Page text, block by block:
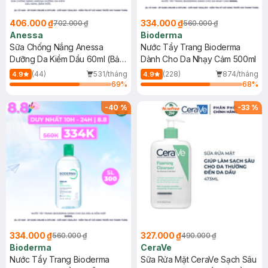
406.000 ₫702.000 ₫
Anessa
Sữa Chống Nắng Anessa
Dưỡng Da Kiềm Dầu 60ml (Bản
Mới)
4.9 (44)
531/tháng
69%
334.000 ₫560.000 ₫
Bioderma
Nước Tẩy Trang Bioderma
Dành Cho Da Nhạy Cảm 500ml
4.9 (228)
874/tháng
68%
-40%
334.000 ₫560.000 ₫
Bioderma
Nước Tẩy Trang Bioderma
-33 %
327.000 ₫490.000 ₫
CeraVe
Sữa Rửa Mặt CeraVe Sạch Sâu